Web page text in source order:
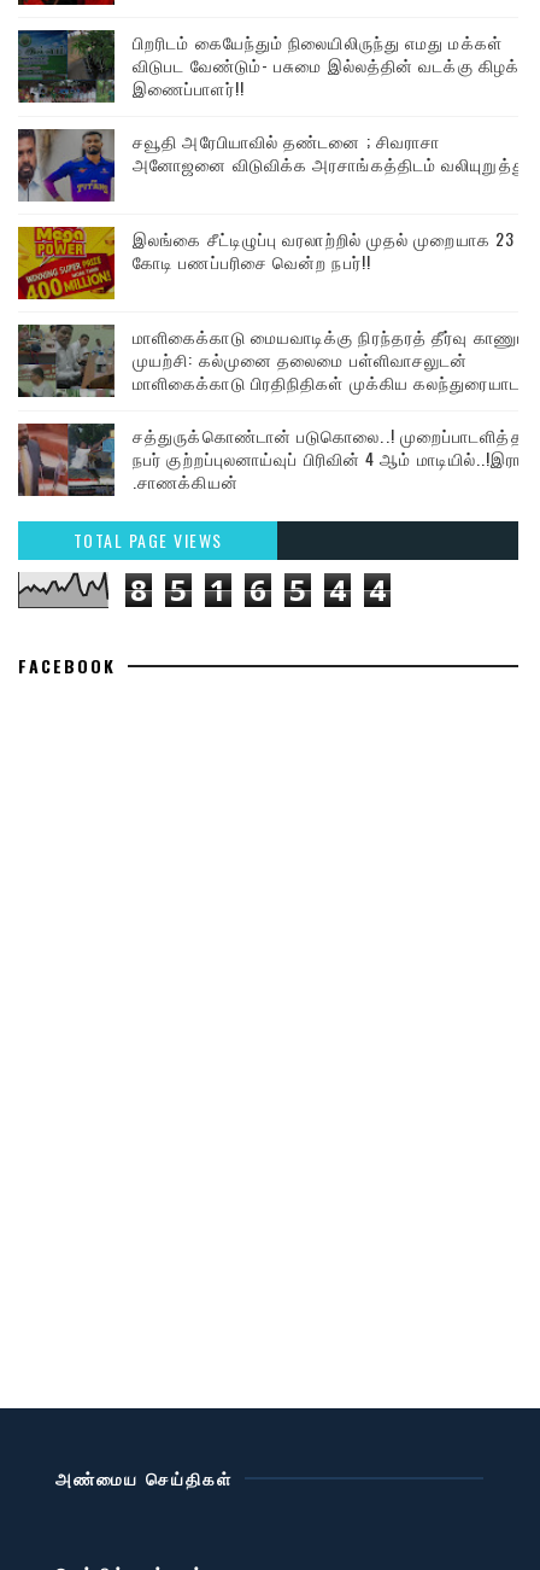
பிறரிடம் கையேந்தும் நிலையிலிருந்து எமது மக்கள்
விடுபட வேண்டும்- பசுமை இல்லத்தின் வடக்கு கிழக்கு
இணைப்பாளர்!!
சவூதி அரேபியாவில் தண்டனை ; சிவராசா
அனோஜனை விடுவிக்க அரசாங்கத்திடம் வலியுறுத்து
இலங்கை சீட்டிழுப்பு வரலாற்றில் முதல் முறையாக 23
கோடி பணப்பரிசை வென்ற நபர்!!
மாளிகைக்காடு மையவாடிக்கு நிரந்தரத் தீர்வு காணும்
முயற்சி: கல்முனை தலைமை பள்ளிவாசலுடன்
மாளிகைக்காடு பிரதிநிதிகள் முக்கிய கலந்துரையாடல்
சத்துருக்கொண்டான் படுகொலை..! முறைப்பாடளித்த
நபர் குற்றப்புலனாய்வுப் பிரிவின் 4 ஆம் மாடியில்..!இரா
.சாணக்கியன்
TOTAL PAGE VIEWS
8 5 1 6 5 4 4
FACEBOOK
அண்மைய செய்திகள்